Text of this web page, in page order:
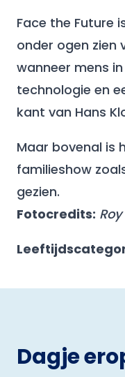
Face the Future
onder ogen zien
wanneer mens
technologie en
kant van Hans
Maar bovenal is
familieshow
gezien.
Fotocredits:
Dagje